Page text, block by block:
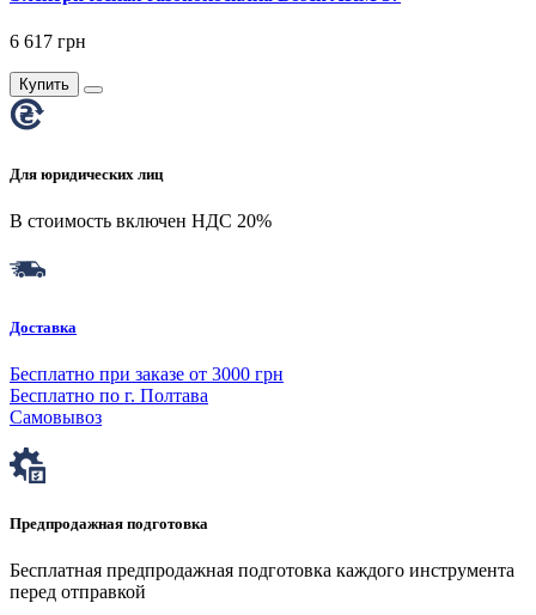
6 617 грн
Купить
Для юридических лиц
В стоимость включен НДС 20%
Доставка
Бесплатно при заказе от 3000 грн
Бесплатно по г. Полтава
Самовывоз
Предпродажная подготовка
Бесплатная предпродажная подготовка каждого инструмента
перед отправкой